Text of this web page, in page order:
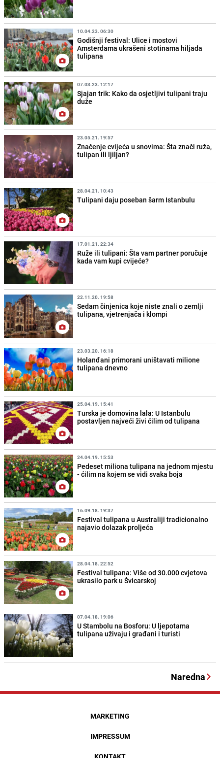
10.04.23. 06:30
Godišnji festival: Ulice i mostovi
Amsterdama ukrašeni stotinama hiljada
tulipana
07.03.23. 12:17
Sjajan trik: Kako da osjetljivi tulipani traju
duže
23.05.21. 19:57
Značenje cvijeća u snovima: Šta znači ruža,
tulipan ili ljiljan?
28.04.21. 10:43
Tulipani daju poseban šarm Istanbulu
17.01.21. 22:34
Ruže ili tulipani: Šta vam partner poručuje
kada vam kupi cvijeće?
22.11.20. 19:58
Sedam činjenica koje niste znali o zemlji
tulipana, vjetrenjača i klompi
23.03.20. 16:18
Holanđani primorani uništavati milione
tulipana dnevno
25.04.19. 15:41
Turska je domovina lala: U Istanbulu
postavljen najveći živi ćilim od tulipana
24.04.19. 15:53
Pedeset miliona tulipana na jednom mjestu
- ćilim na kojem se vidi svaka boja
16.09.18. 19:37
Festival tulipana u Australiji tradicionalno
najavio dolazak proljeća
28.04.18. 22:52
Festival tulipana: Više od 30.000 cvjetova
ukrasilo park u Švicarskoj
07.04.18. 19:06
U Stambolu na Bosforu: U ljepotama
tulipana uživaju i građani i turisti
Naredna
MARKETING
IMPRESSUM